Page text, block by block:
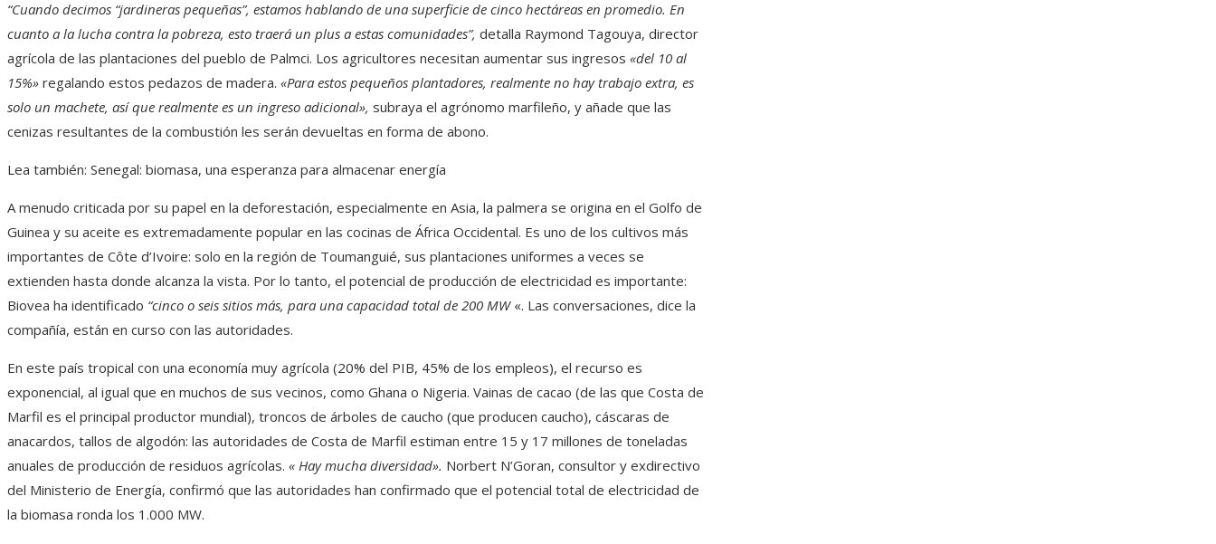
“Cuando decimos “jardineras pequeñas”, estamos hablando de una superficie de cinco hectáreas en promedio. En
cuanto a la lucha contra la pobreza, esto traerá un plus a estas comunidades”, detalla Raymond Tagouya, director
agrícola de las plantaciones del pueblo de Palmci. Los agricultores necesitan aumentar sus ingresos «del 10 al
15%» regalando estos pedazos de madera. «Para estos pequeños plantadores, realmente no hay trabajo extra, es
solo un machete, así que realmente es un ingreso adicional», subraya el agrónomo marfileño, y añade que las
cenizas resultantes de la combustión les serán devueltas en forma de abono.
Lea también: Senegal: biomasa, una esperanza para almacenar energía
A menudo criticada por su papel en la deforestación, especialmente en Asia, la palmera se origina en el Golfo de
Guinea y su aceite es extremadamente popular en las cocinas de África Occidental. Es uno de los cultivos más
importantes de Côte d’Ivoire: solo en la región de Toumanguié, sus plantaciones uniformes a veces se
extienden hasta donde alcanza la vista. Por lo tanto, el potencial de producción de electricidad es importante:
Biovea ha identificado “cinco o seis sitios más, para una capacidad total de 200 MW «. Las conversaciones, dice la
compañía, están en curso con las autoridades.
En este país tropical con una economía muy agrícola (20% del PIB, 45% de los empleos), el recurso es
exponencial, al igual que en muchos de sus vecinos, como Ghana o Nigeria. Vainas de cacao (de las que Costa de
Marfil es el principal productor mundial), troncos de árboles de caucho (que producen caucho), cáscaras de
anacardos, tallos de algodón: las autoridades de Costa de Marfil estiman entre 15 y 17 millones de toneladas
anuales de producción de residuos agrícolas. « Hay mucha diversidad». Norbert N’Goran, consultor y exdirectivo
del Ministerio de Energía, confirmó que las autoridades han confirmado que el potencial total de electricidad de
la biomasa ronda los 1.000 MW.